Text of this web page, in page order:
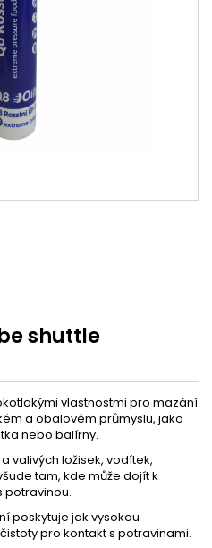
shuttle
vlastnostmi pro mazání
a obalovém průmyslu, jako
nebo balírny.
valivých ložisek, vodítek,
tam, kde může dojít k
potravinou.
poskytuje jak vysokou
pro kontakt s potravinami.